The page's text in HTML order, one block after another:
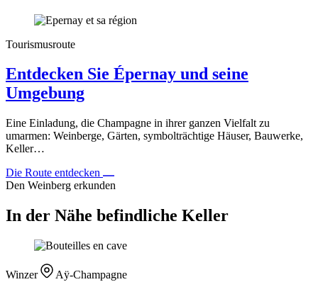
Tourismusroute
Entdecken Sie Épernay und seine
Umgebung
Eine Einladung, die Champagne in ihrer ganzen Vielfalt zu
umarmen: Weinberge, Gärten, symbolträchtige Häuser, Bauwerke,
Keller…
Die Route entdecken
Den Weinberg erkunden
In der Nähe befindliche Keller
Winzer Aÿ-Champagne